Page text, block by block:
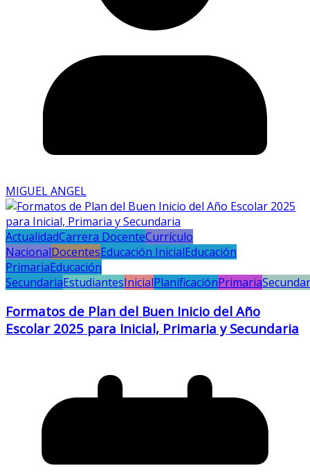
MIGUEL ANGEL
ActualidadCarrera DocenteCurrículo
NacionalDocentesEducación InicialEducación
PrimariaEducación
SecundariaEstudiantesInicialPlanificaciónPrimaria
Formatos de Plan del Buen Inicio del Año
Escolar 2025 para Inicial, Primaria y Secundaria